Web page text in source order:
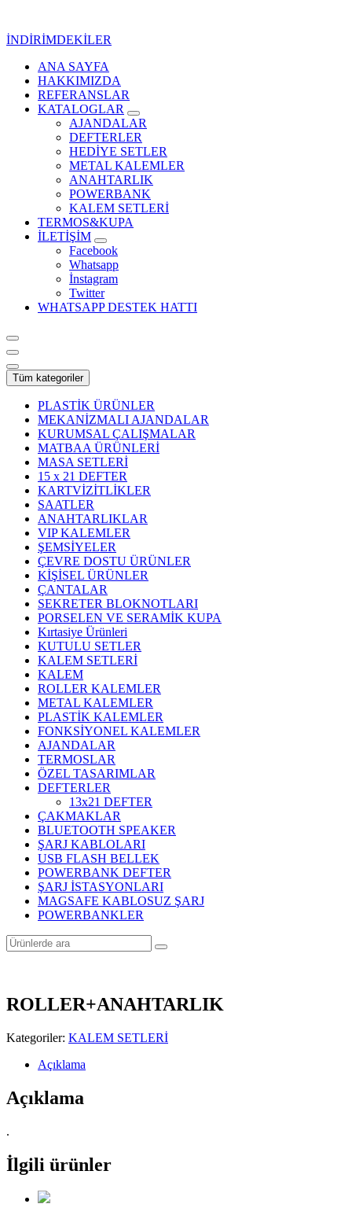
İNDİRİMDEKİLER
Kurumsal Promosyon-Hediyelik
ANA SAYFA
HAKKIMIZDA
REFERANSLAR
KATALOGLAR
AJANDALAR
DEFTERLER
HEDİYE SETLER
METAL KALEMLER
ANAHTARLIK
POWERBANK
KALEM SETLERİ
TERMOS&KUPA
İLETİŞİM
Facebook
Whatsapp
İnstagram
Twitter
WHATSAPP DESTEK HATTI
Tüm kategoriler
PLASTİK ÜRÜNLER
MEKANİZMALI AJANDALAR
KURUMSAL ÇALIŞMALAR
MATBAA ÜRÜNLERİ
MASA SETLERİ
15 x 21 DEFTER
KARTVİZİTLİKLER
SAATLER
ANAHTARLIKLAR
VIP KALEMLER
ŞEMSİYELER
ÇEVRE DOSTU ÜRÜNLER
KİŞİSEL ÜRÜNLER
ÇANTALAR
SEKRETER BLOKNOTLARI
PORSELEN VE SERAMİK KUPA
Kırtasiye Ürünleri
KUTULU SETLER
KALEM SETLERİ
KALEM
ROLLER KALEMLER
METAL KALEMLER
PLASTİK KALEMLER
FONKSİYONEL KALEMLER
AJANDALAR
TERMOSLAR
ÖZEL TASARIMLAR
DEFTERLER
13x21 DEFTER
ÇAKMAKLAR
BLUETOOTH SPEAKER
ŞARJ KABLOLARI
USB FLASH BELLEK
POWERBANK DEFTER
ŞARJ İSTASYONLARI
MAGSAFE KABLOSUZ ŞARJ
POWERBANKLER
ROLLER+ANAHTARLIK
Kategoriler: KALEM SETLERİ
Açıklama
Açıklama
.
İlgili ürünler